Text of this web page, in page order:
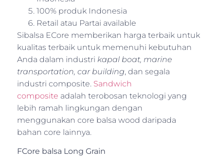
100% produk Indonesia
Retail atau Partai available
Sibalsa ECore memberikan harga terbaik untuk
kualitas terbaik untuk memenuhi kebutuhan
Anda dalam industri kapal boat, marine
transportation, car building, dan segala
industri composite. Sandwich
composite adalah terobosan teknologi yang
lebih ramah lingkungan dengan
menggunakan core balsa wood daripada
bahan core lainnya.
FCore balsa Long Grain